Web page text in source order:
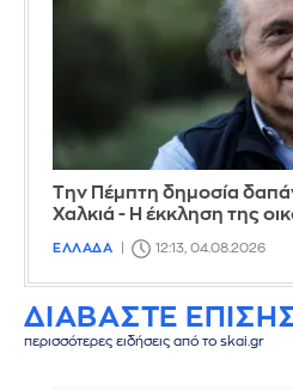
Την Πέμπτη δημοσία
Χαλκιά - Η έκκληση της
ΕΛΛΑΔΑ 12:13, 04.08.2026
ΔΙΑΒΑΣΤΕ
περισσότερες ειδήσεις από το skai.gr